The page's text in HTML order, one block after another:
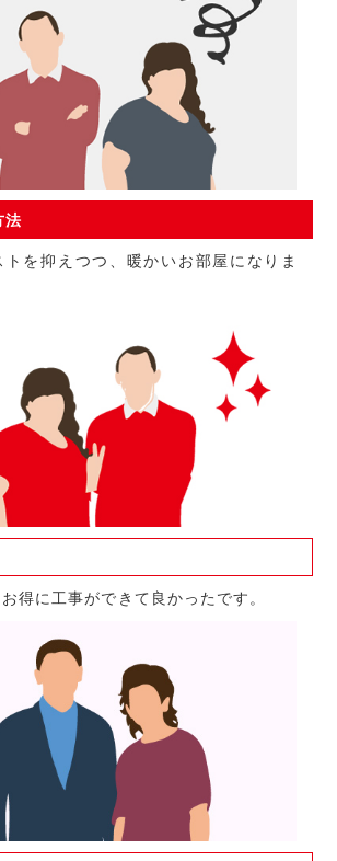
法
トを抑えつつ、暖かいお部屋になりま
得に工事ができて良かったです。